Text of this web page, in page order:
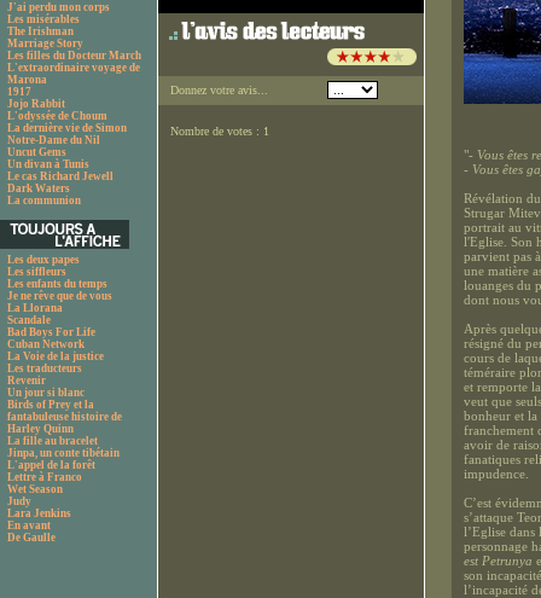
J'ai perdu mon corps
Les misérables
The Irishman
Marriage Story
Les filles du Docteur March
L'extraordinaire voyage de
Marona
1917
Jojo Rabbit
L'odyssée de Choum
La dernière vie de Simon
Notre-Dame du Nil
Uncut Gems
Un divan à Tunis
Le cas Richard Jewell
Dark Waters
La communion
Les deux papes
Les siffleurs
Les enfants du temps
Je ne rêve que de vous
La Llorana
Scandale
Bad Boys For Life
Cuban Network
La Voie de la justice
Les traducteurs
Revenir
Un jour si blanc
Birds of Prey et la
fantabuleuse histoire de
Harley Quinn
La fille au bracelet
Jinpa, un conte tibétain
L'appel de la forêt
Lettre à Franco
Wet Season
Judy
Lara Jenkins
En avant
De Gaulle
Donnez votre avis...
Nombre de votes : 1
"- Vous êtes
- Vous êtes
Révélation
Strugar
portrait au
l'Eglise. Son
parvient pas
une matière
louanges du
dont nous
Après
résigné du
cours de
téméraire
et remporte
veut que
bonheur et la
franchement
avoir de
fanatiques
impudence.
C’est
s’attaque
l’Eglise dans
personnage
est Petrunya
son
l’incapacité